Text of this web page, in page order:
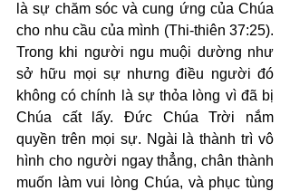
là sự chăm sóc và cung ứng của Chúa
cho nhu cầu của mình (Thi-thiên 37:25).
Trong khi người ngu muội dường như
sở hữu mọi sự nhưng điều người đó
không có chính là sự thỏa lòng vì đã bị
Chúa cất lấy. Đức Chúa Trời nắm
quyền trên mọi sự. Ngài là thành trì vô
hình cho người ngay thẳng, chân thành
muốn làm vui lòng Chúa, và phục tùng